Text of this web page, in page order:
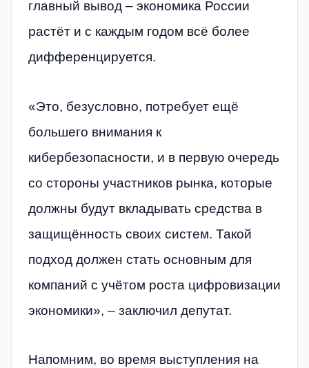
главный вывод – экономика России
растёт и с каждым годом всё более
дифференцируется.
«Это, безусловно, потребует ещё
большего внимания к
кибербезопасности, и в первую очередь
со стороны участников рынка, которые
должны будут вкладывать средства в
защищённость своих систем. Такой
подход должен стать основным для
компаний с учётом роста цифровизации
экономики», – заключил депутат.
Напомним, во время выступления на